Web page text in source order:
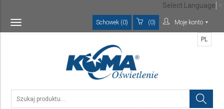
Toggle
navigation
Schowek (0) (0) Moje konto
PL
Select Language